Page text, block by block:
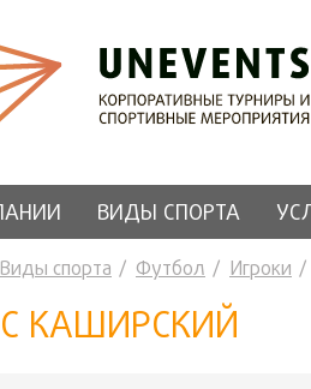
ВИДЫ СПОРТА
Виды спорта Футбол Игроки
КАШИРСКИЙ